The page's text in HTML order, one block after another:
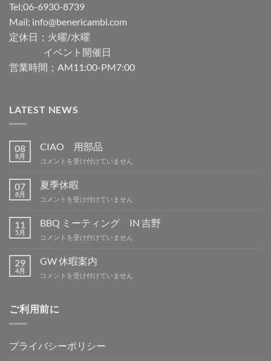
Tel;06-6930-8739
Mail; info@benericambi.com
定休日；火曜/水曜
イベント開催日
営業時間；AM11:00-PM7:00
LATEST NEWS
08
8月
CIAO 用部品
CIAO
部
品
は
コメントを受け付けていません
07
8月
夏季休暇
夏
休
は
コメントを受け付けていません
11
5月
BBQ ミーティング IN 吉野
BBQ
ー
ィ
IN
コメントを受け付けていません
29
4月
GW 休暇案内
GW
案
内
コメントを受け付けていません
ご利用前に
プライバシーポリシー